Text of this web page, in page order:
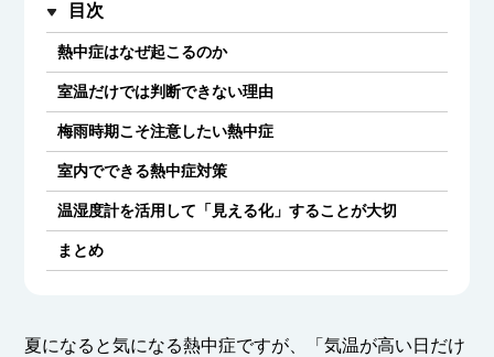
目次
熱中症はなぜ起こるのか
室温だけでは判断できない理由
梅雨時期こそ注意したい熱中症
室内でできる熱中症対策
温湿度計を活用して「見える化」することが大切
まとめ
夏になると気になる熱中症ですが、「気温が高い日だけ